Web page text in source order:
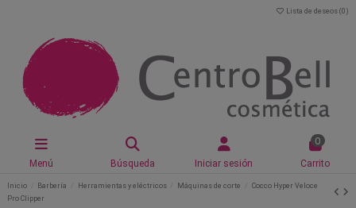
Lista de deseos (0 )
Menú Búsqueda Iniciar sesión
0
Carrito
Inicio Barbería Herramientas y eléctricos Máquinas de corte
Cocco Hyper Veloce
Pro Clipper